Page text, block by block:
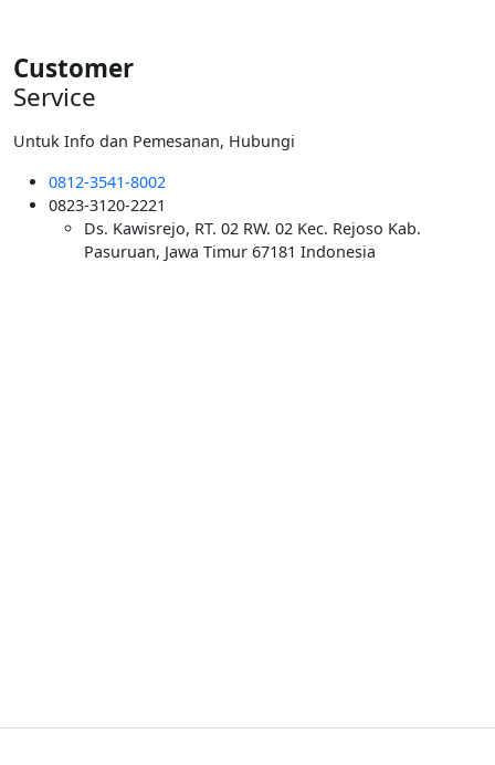
Customer
Service
Untuk Info dan Pemesanan, Hubungi
0812-3541-8002
0823-3120-2221
Ds. Kawisrejo, RT. 02 RW. 02 Kec. Rejoso Kab.
Pasuruan, Jawa Timur 67181 Indonesia